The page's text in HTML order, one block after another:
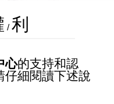
/ 利
心的支持和認
仔細閱讀下述說